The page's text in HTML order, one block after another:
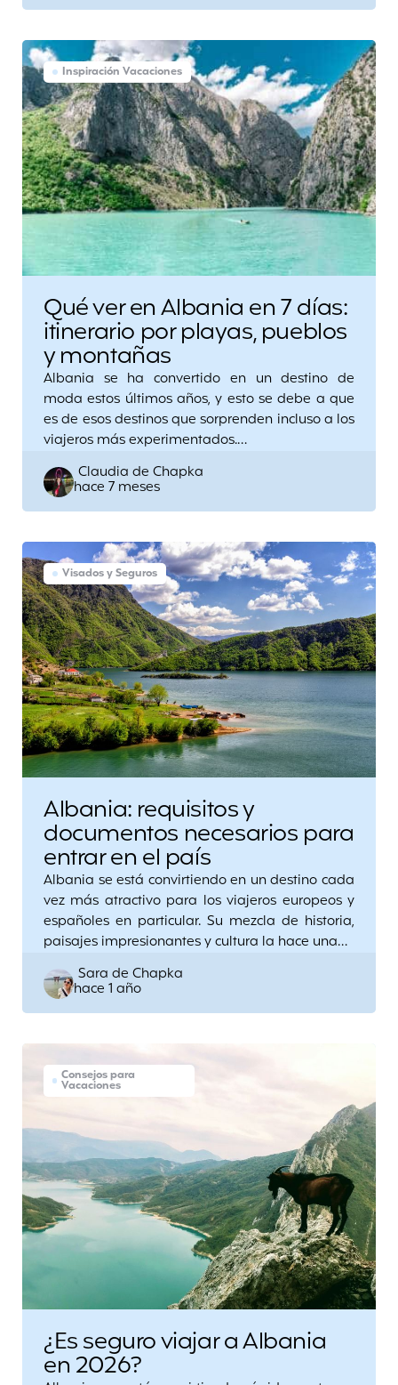
Inspiración Vacaciones
Qué ver en Albania en 7 días:
itinerario por playas, pueblos
y montañas
Albania se ha convertido en un destino de
moda estos últimos años, y esto se debe a que
es de esos destinos que sorprenden incluso a los
viajeros más experimentados.…
Posted
by
Claudia de Chapka
hace 7 meses
Visados y Seguros
Albania: requisitos y
documentos necesarios para
entrar en el país
Albania se está convirtiendo en un destino cada
vez más atractivo para los viajeros europeos y
españoles en particular. Su mezcla de historia,
paisajes impresionantes y cultura la hace una…
Posted
by
Sara de Chapka
hace 1 año
Consejos para
Vacaciones
¿Es seguro viajar a Albania
en 2026?